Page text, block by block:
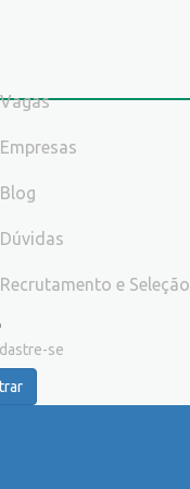
Vagas
Empresas
Blog
Dúvidas
Recrutamento e Seleção
se